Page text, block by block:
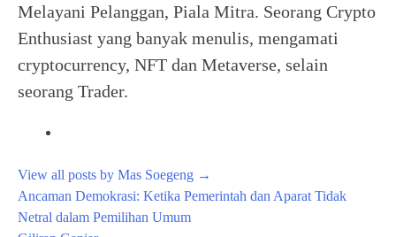
Melayani Pelanggan, Piala Mitra. Seorang Crypto
Enthusiast yang banyak menulis, mengamati
cryptocurrency, NFT dan Metaverse, selain
seorang Trader.
View all posts by Mas Soegeng →
Post
navigation
Ancaman Demokrasi: Ketika Pemerintah dan Aparat Tidak
Netral dalam Pemilihan Umum